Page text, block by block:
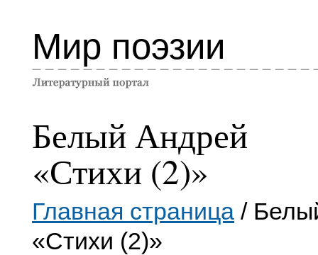
Мир поэзии
Белый Андрей
«Стихи (2)»
Главная страница /
«Стихи (2)»